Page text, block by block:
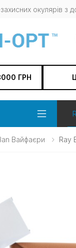
окулярів з
ГРН
Вайфаєри Ray